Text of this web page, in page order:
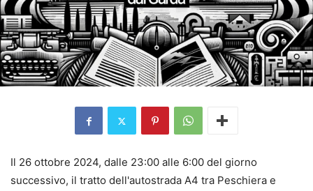
Il 26 ottobre 2024, dalle 23:00 alle 6:00 del giorno
successivo, il tratto dell'autostrada A4 tra Peschiera e